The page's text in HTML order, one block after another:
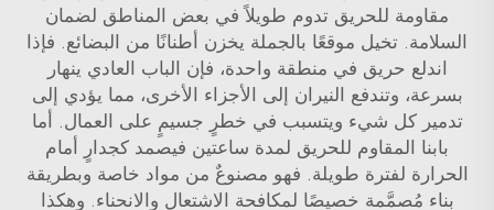
مقاومة للحريق تدوم طويلاً في بعض المناطق لضمان
السلامة. تخيل موقعًا بالجملة يخزن أطنانًا من البضائع. فإذا
اندلع حريق في منطقة واحدة، فإن الباب العادي ينهار
بسرعة، وتندفع النيران إلى الأجزاء الأخرى، مما يؤدي إلى
تدمير كل شيء ويتسبب في خطرٍ جسيمٍ على العمال. أما
بابنا المقاوم للحريق لمدة ساعتين فيصمد كجدارٍ أمام
الحرارة لفترة طويلة. فهو مصنوعٌ من مواد خاصة وبطريقة
بناء مُصمَّمة خصيصًا لمكافحة الاشتعال والانحناء. وهكذا